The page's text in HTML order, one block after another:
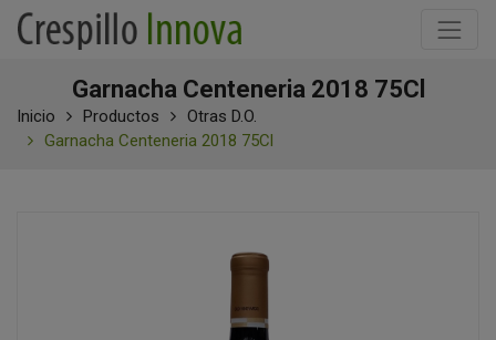
Garnacha Centeneria 2018 75Cl
Inicio Productos
Otras D.O.
Garnacha Centeneria 2018 75Cl